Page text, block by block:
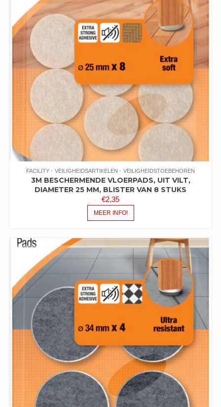
FACILITY VEILIGHEIDSARTIKELEN VEILIGHEIDSTOEBEHOREN
3M BESCHERMENDE VLOERPADS, UIT VILT,
DIAMETER 25 MM, BLISTER VAN 8 STUKS
€2,35
MEER INFO!